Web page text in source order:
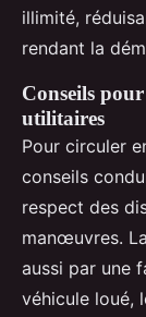
illimité,
rendant la
Conseils
utilitaires
Pour circuler
conseils
respect des
manœuvres.
aussi par une
véhicule loué,